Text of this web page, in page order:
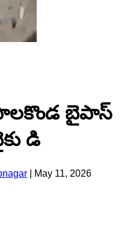
పాలకొండ బైపాస్
డి
May 11, 2026